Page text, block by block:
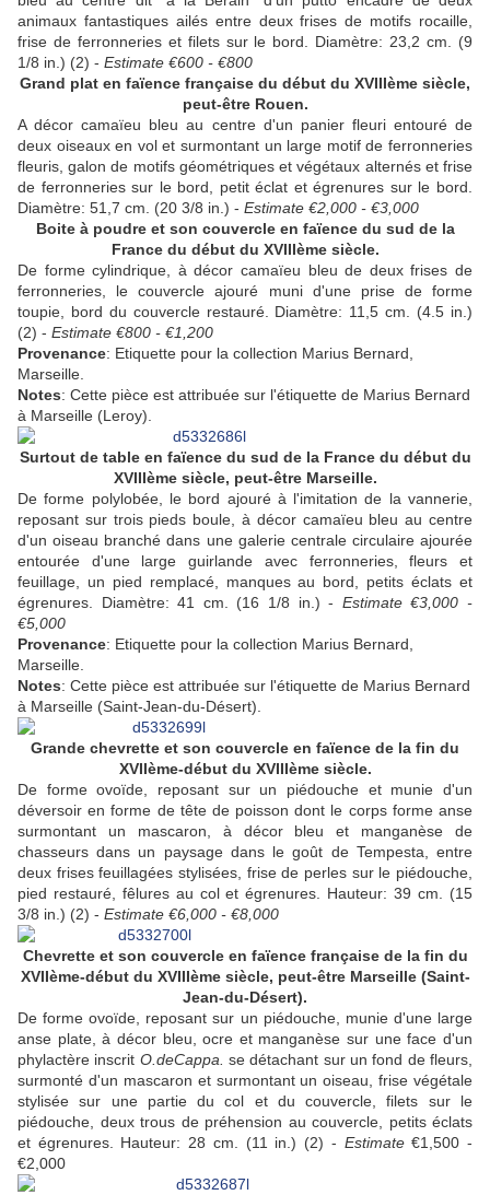
animaux fantastiques ailés entre deux frises de motifs rocaille,
frise de ferronneries et filets sur le bord. Diamètre: 23,2 cm. (9
1/8 in.) (2) - Estimate €600 - €800
Grand plat en faïence française du début du XVIIIème siècle,
peut-être Rouen.
A décor camaïeu bleu au centre d'un panier fleuri entouré de
deux oiseaux en vol et surmontant un large motif de ferronneries
fleuris, galon de motifs géométriques et végétaux alternés et frise
de ferronneries sur le bord, petit éclat et égrenures sur le bord.
Diamètre: 51,7 cm. (20 3/8 in.) - Estimate €2,000 - €3,000
Boite à poudre et son couvercle en faïence du sud de la
France du début du XVIIIème siècle.
De forme cylindrique, à décor camaïeu bleu de deux frises de
ferronneries, le couvercle ajouré muni d'une prise de forme
toupie, bord du couvercle restauré. Diamètre: 11,5 cm. (4.5 in.)
(2) - Estimate €800 - €1,200
Provenance: Etiquette pour la collection Marius Bernard,
Marseille.
Notes: Cette pièce est attribuée sur l'étiquette de Marius Bernard
à Marseille (Leroy).
Surtout de table en faïence du sud de la France du début du
XVIIIème siècle, peut-être Marseille.
De forme polylobée, le bord ajouré à l'imitation de la vannerie,
reposant sur trois pieds boule, à décor camaïeu bleu au centre
d'un oiseau branché dans une galerie centrale circulaire ajourée
entourée d'une large guirlande avec ferronneries, fleurs et
feuillage, un pied remplacé, manques au bord, petits éclats et
égrenures. Diamètre: 41 cm. (16 1/8 in.) - Estimate €3,000 -
€5,000
Provenance: Etiquette pour la collection Marius Bernard,
Marseille.
Notes: Cette pièce est attribuée sur l'étiquette de Marius Bernard
à Marseille (Saint-Jean-du-Désert).
Grande chevrette et son couvercle en faïence de la fin du
XVIIème-début du XVIIIème siècle.
De forme ovoïde, reposant sur un piédouche et munie d'un
déversoir en forme de tête de poisson dont le corps forme anse
surmontant un mascaron, à décor bleu et manganèse de
chasseurs dans un paysage dans le goût de Tempesta, entre
deux frises feuillagées stylisées, frise de perles sur le piédouche,
pied restauré, fêlures au col et égrenures. Hauteur: 39 cm. (15
3/8 in.) (2) - Estimate €6,000 - €8,000
Chevrette et son couvercle en faïence française de la fin du
XVIIème-début du XVIIIème siècle, peut-être Marseille (Saint-
Jean-du-Désert).
De forme ovoïde, reposant sur un piédouche, munie d'une large
anse plate, à décor bleu, ocre et manganèse sur une face d'un
phylactère inscrit O.deCappa. se détachant sur un fond de fleurs,
surmonté d'un mascaron et surmontant un oiseau, frise végétale
stylisée sur une partie du col et du couvercle, filets sur le
piédouche, deux trous de préhension au couvercle, petits éclats
et égrenures. Hauteur: 28 cm. (11 in.) (2) - Estimate€1,500 -
€2,000